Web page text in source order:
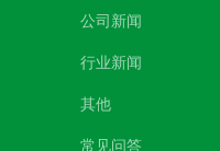
公司新闻
行业新闻
其他
常见问答